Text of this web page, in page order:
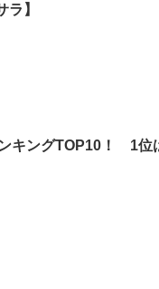
】
キングTOP10！ 1位